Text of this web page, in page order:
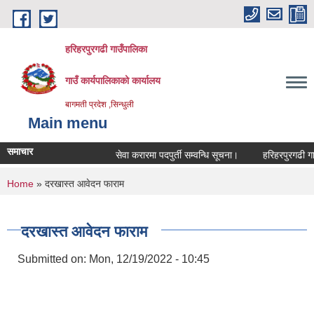
Skip to main content
हरिहरपुरगढी गाउँपालिका
गाउँ कार्यपालिकाको कार्यालय
बागमती प्रदेश ,सिन्धुली
Main menu
समाचार सेवा करारमा पदपुर्ती सम्वन्धि सूचना। हरिहरपुरगढी
You are here
Home » दरखास्त आवेदन फाराम
दरखास्त आवेदन फाराम
Submitted on: Mon, 12/19/2022 - 10:45